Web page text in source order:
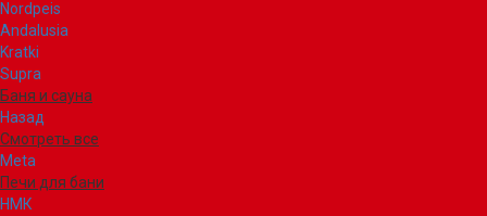
Nordpeis
Andalusia
Kratki
Supra
Баня и сауна
Назад
Смотреть все
Meta
Печи для бани
НМК